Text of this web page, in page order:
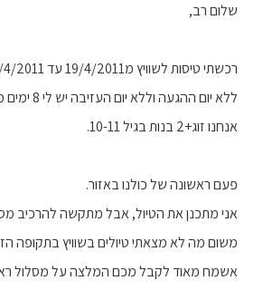
שלום רב,
רכשתי טיסות לשוויץ מ19/4/2011 עד 28/4/2011 לפנות בוקר. איזי ג'ט.
ללא יום ההגעה וללא יום העזיבה יש לי 8 ימים מלאים כאמור.
אנחנו זוג+2 בנות בגיל 10-11.
פעם ראשונה של כולנו באזור.
אני מתכנן את הטיול, אבל מתקשה להרכיב
משום מה לא מצאתי טיולים בשוויץ בתקופה
אשמח מאוד לקבל מכם המלצה על מסלול